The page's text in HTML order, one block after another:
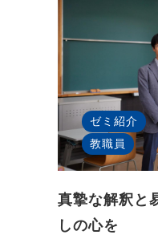
ゼミ紹介
教職員
真摯な解釈と
しの心を